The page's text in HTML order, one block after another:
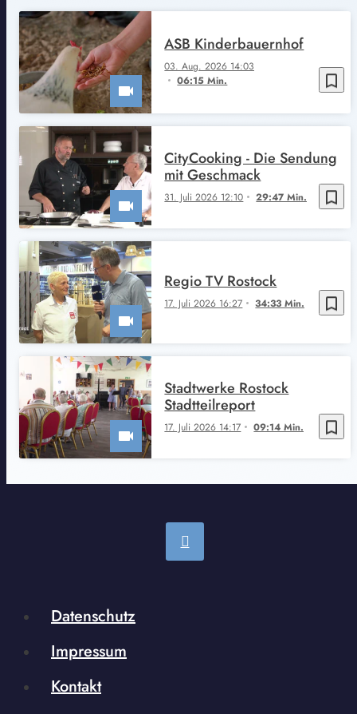
bookmark_border
03. Aug. 2026 14:03
06:15 Min.
ASB Kinderbauernhof
bookmark_border
31. Juli 2026 12:10 29:47 Min.
CityCooking - Die Sendung
mit Geschmack
bookmark_border
17. Juli 2026 16:27 34:33 Min.
Regio TV Rostock
bookmark_border
17. Juli 2026 14:17 09:14 Min.
Stadtwerke Rostock
Stadtteilreport
Datenschutz
Impressum
Kontakt